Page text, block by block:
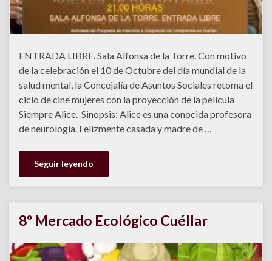
ENTRADA LIBRE. Sala Alfonsa de la Torre. Con motivo
de la celebración el 10 de Octubre del día mundial de la
salud mental, la Concejalía de Asuntos Sociales retoma el
ciclo de cine mujeres con la proyección de la película
Siempre Alice. Sinopsis: Alice es una conocida profesora
de neurología. Felizmente casada y madre de …
Seguir leyendo
8º Mercado Ecológico Cuéllar